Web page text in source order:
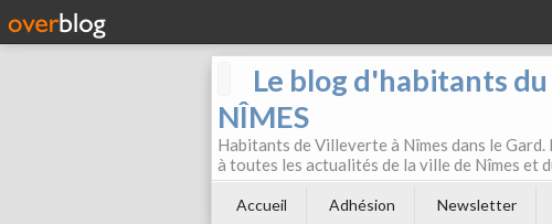
Le blog d'habitants
NÎMES
Habitants de Villeverte à Nîmes dans le
à toutes les actualités de la ville de Nîmes et
Accueil Adhésion Newsletter